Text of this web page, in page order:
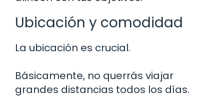
Ubicación y comodidad
La ubicación es crucial.
Básicamente, no querrás viajar
grandes distancias todos los días.